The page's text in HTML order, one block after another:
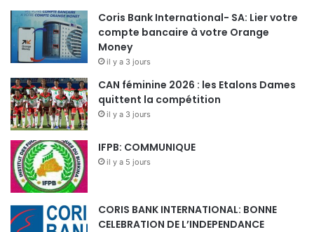
Coris Bank International- SA: Lier votre
compte bancaire à votre Orange
Money
il y a 3 jours
CAN féminine 2026 : les Etalons Dames
quittent la compétition
il y a 3 jours
IFPB: COMMUNIQUE
il y a 5 jours
CORIS BANK INTERNATIONAL: BONNE
CELEBRATION DE L’INDEPENDANCE